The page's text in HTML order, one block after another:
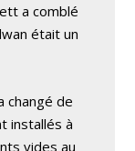
a comblé
était un
changé de
installés à
vides au